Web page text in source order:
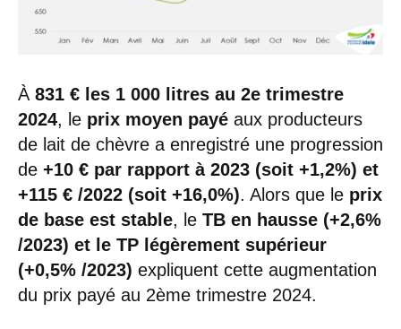
À 831 € les 1 000 litres au 2e trimestre
2024, le prix moyen payé aux producteurs
de lait de chèvre a enregistré une progression
de +10 € par rapport à 2023 (soit +1,2%) et
+115 € /2022 (soit +16,0%). Alors que le prix
de base est stable, le TB en hausse (+2,6%
/2023) et le TP légèrement supérieur
(+0,5% /2023) expliquent cette augmentation
du prix payé au 2ème trimestre 2024.